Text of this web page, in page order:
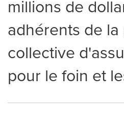
millions de
adhérents de
collective
pour le foin et